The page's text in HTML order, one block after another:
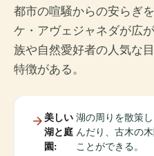
都市の喧騒からの安らぎ
ケ・アヴェジャネダが広
族や自然愛好者の人気な
特徴がある。
美しい
湖と庭
園:
湖の周りを散策
んだり、古木の
ことができる。